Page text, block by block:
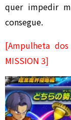
quer impedir
consegue.
[Ampulheta
MISSION 3]